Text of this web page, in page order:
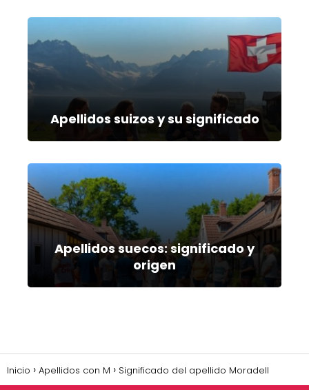
Apellidos suizos y su significado
Apellidos suecos: significado y
origen
Inicio Apellidos con M Significado del apellido Moradell